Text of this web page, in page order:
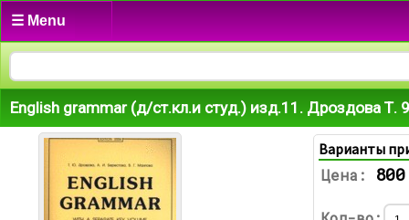
☰ Menu
English grammar (д/ст.кл.и студ.) изд.11. Дроздова Т.
Варианты
Цена: